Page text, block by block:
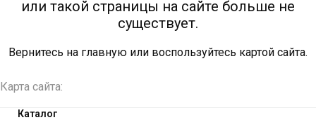
или такой страницы на сайте больше не
существует.
Вернитесь на главную или воспользуйтесь картой сайта.
Карта сайта:
Каталог